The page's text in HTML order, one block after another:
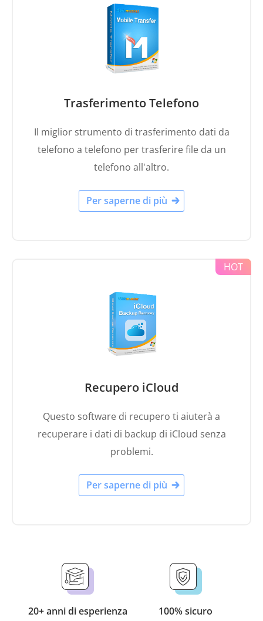
Trasferimento Telefono
Il miglior strumento di trasferimento dati da
telefono a telefono per trasferire file da un
telefono all'altro.
Per saperne di più
Recupero iCloud
Questo software di recupero ti aiuterà a
recuperare i dati di backup di iCloud senza
problemi.
Per saperne di più
20+ anni di esperienza 100% sicuro